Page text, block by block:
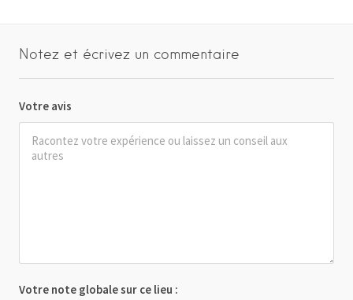
Notez et écrivez un commentaire
Votre avis
Votre note globale sur ce lieu :